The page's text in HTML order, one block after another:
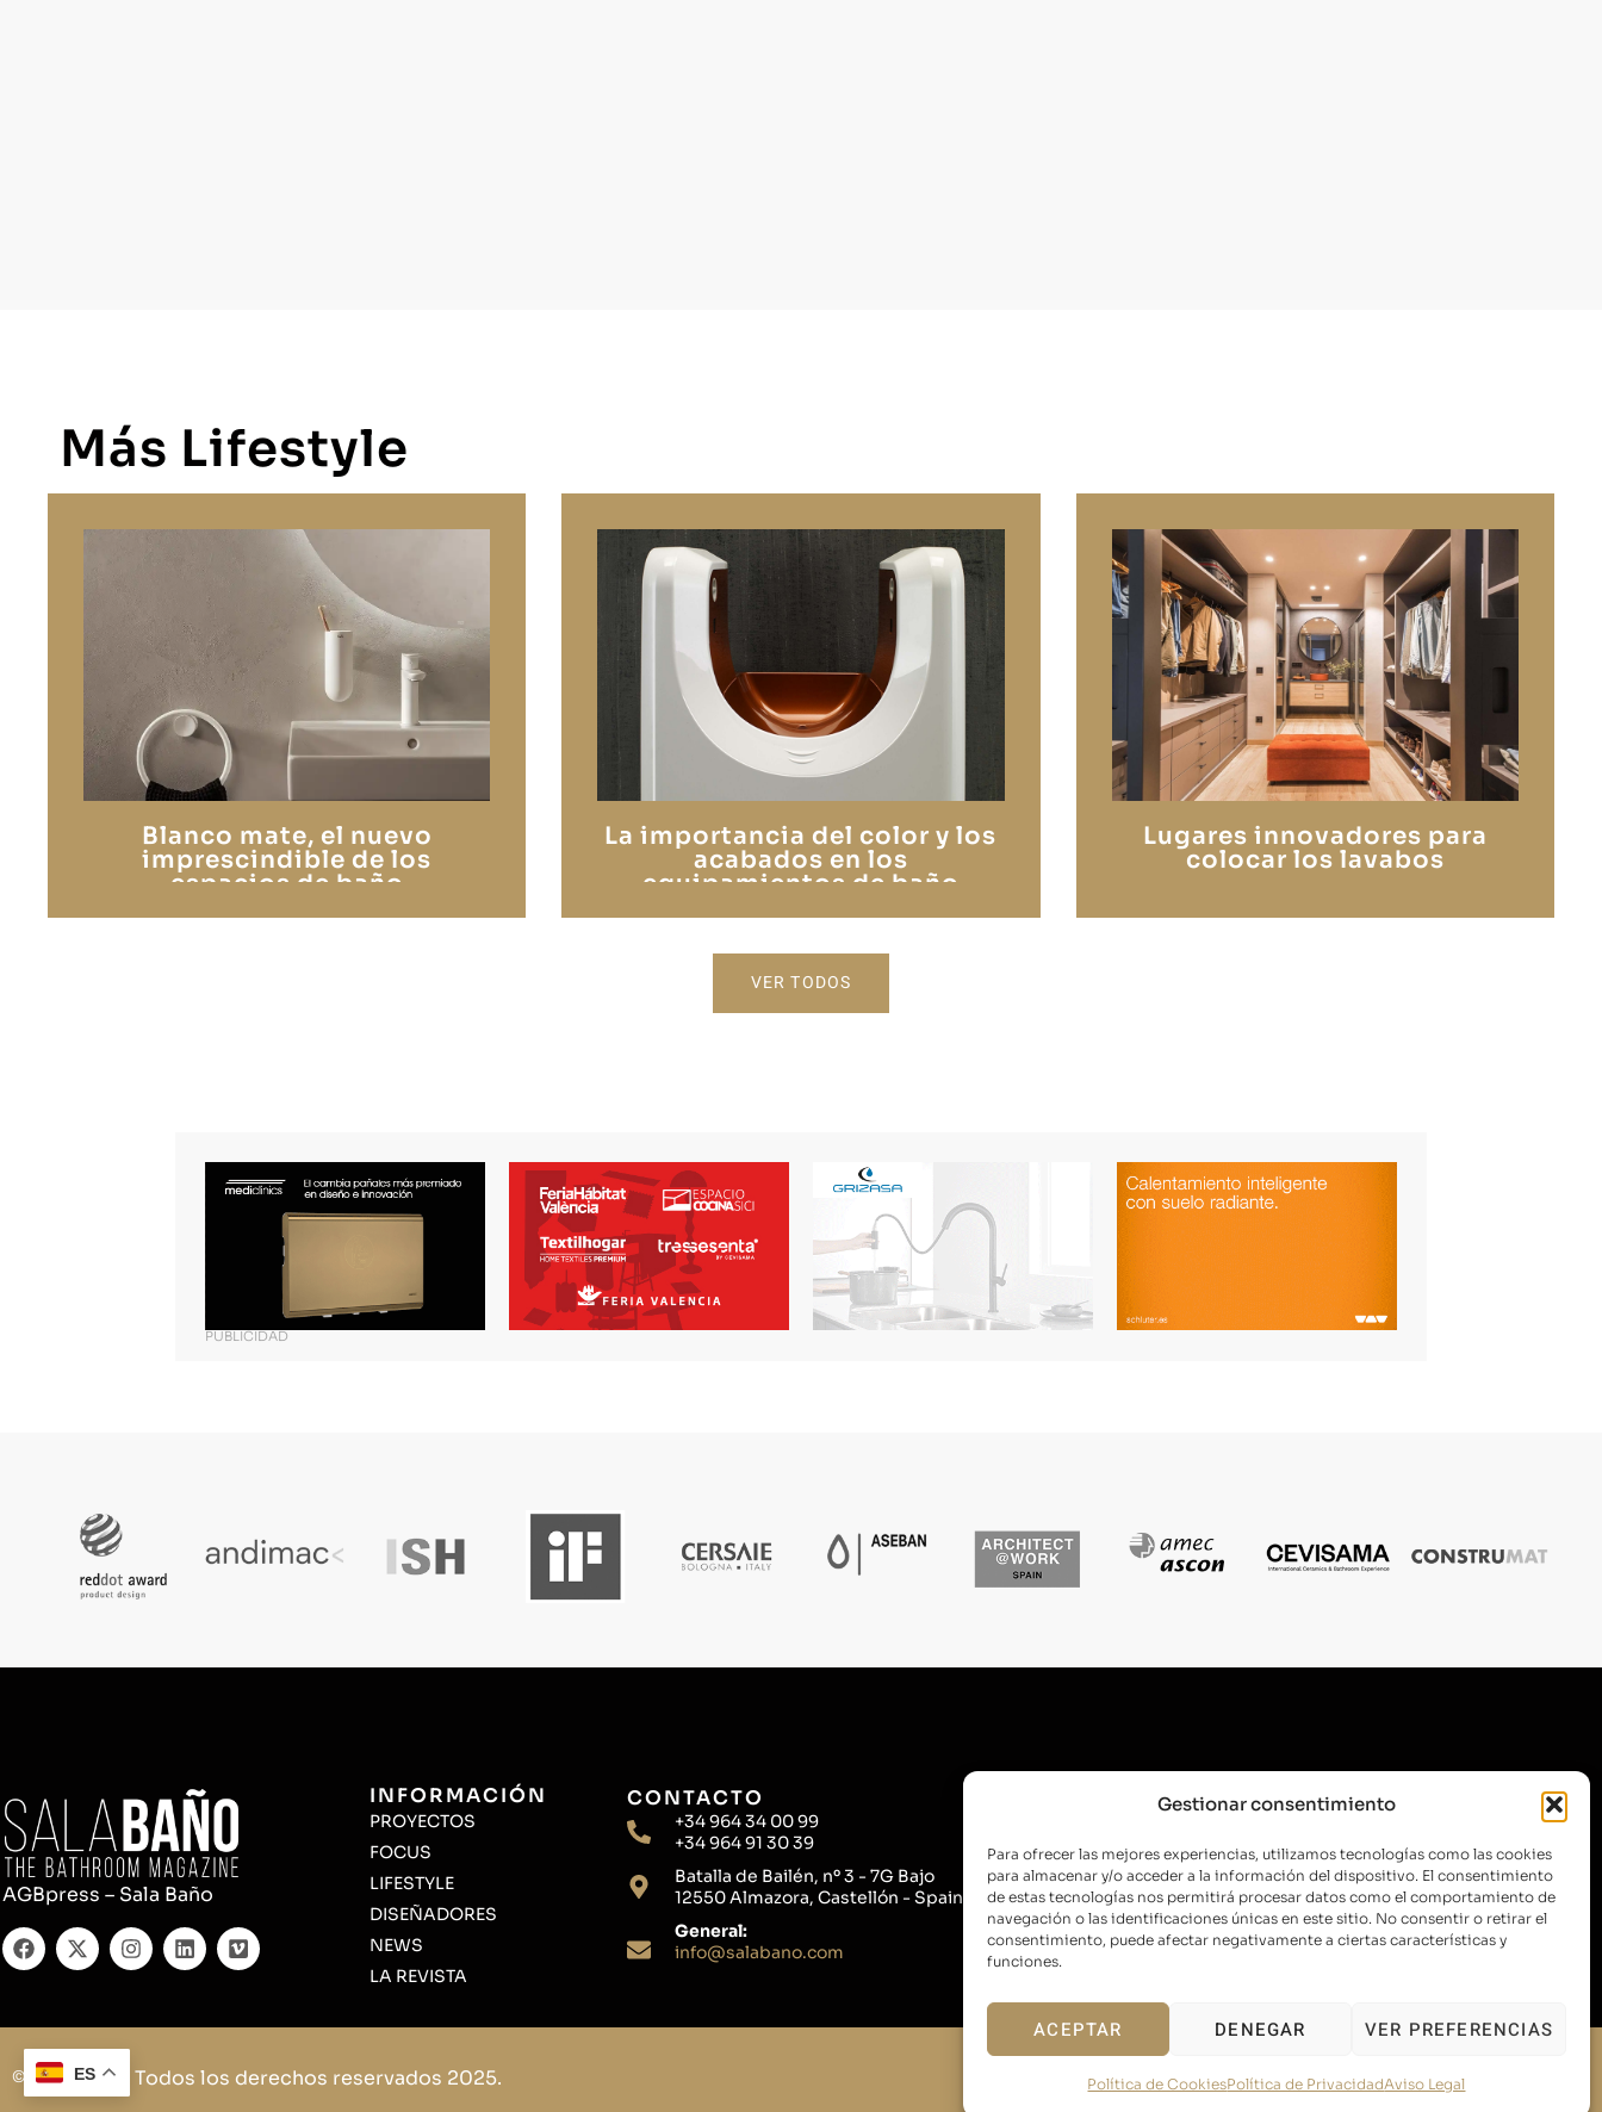
Gestionar consentimiento
Para ofrecer las mejores experiencias, utilizamos tecnologías como las cookies
para almacenar y/o acceder a la información del dispositivo. El consentimiento
de estas tecnologías nos permitirá procesar datos como el comportamiento de
navegación o las identificaciones únicas en este sitio. No consentir o retirar el
consentimiento, puede afectar negativamente a ciertas características y
funciones.
ACEPTAR DENEGAR VER PREFERENCIAS
Política de CookiesPolítica de PrivacidadAviso Legal
Más Lifestyle
Blanco mate, el nuevo
imprescindible de los
espacios de baño
La importancia del color y los
acabados en los
equipamientos de baño
Lugares innovadores para
colocar los lavabos
VER TODOS
PUBLICIDAD
AGBpress – Sala Baño
INFORMACIÓN
PROYECTOS
FOCUS
LIFESTYLE
DISEÑADORES
NEWS
LA REVISTA
CONTACTO
+34 964 34 00 99
+34 964 91 30 39
Batalla de Bailén, nº 3 - 7G Bajo
12550 Almazora, Castellón - Spain
General:
info@salabano.com
SUSCRÍBETE A NUESTRA
ENVIAR
© Sala Baño. Todos los derechos reservados 2025. Diseño web porXufa Estudio
ES